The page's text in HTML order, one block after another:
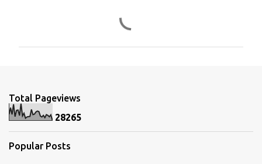
n
t
s
Total Pageviews
28265
Popular Posts